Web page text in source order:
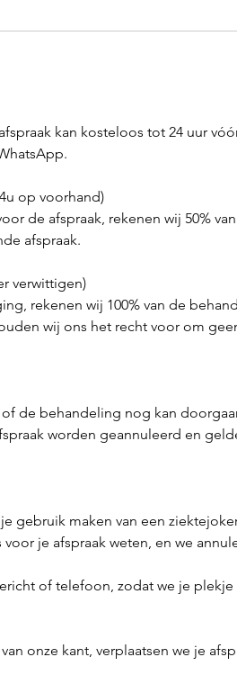
kan kosteloos tot 24 uur
op voorhand)
de afspraak, rekenen wij 50%
afspraak.
verwittigen)
rekenen wij 100% van de
wij ons het recht voor om
de behandeling nog kan
worden geannuleerd en
gebruik maken van een
je afspraak weten, en we
of telefoon, zodat we je
onze kant, verplaatsen we je